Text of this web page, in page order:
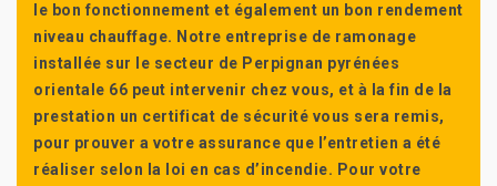
le bon fonctionnement et également un bon rendement
niveau chauffage. Notre entreprise de ramonage
installée sur le secteur de Perpignan pyrénées
orientale 66 peut intervenir chez vous, et à la fin de la
prestation un certificat de sécurité vous sera remis,
pour prouver a votre assurance que l’entretien a été
réaliser selon la loi en cas d’incendie. Pour votre